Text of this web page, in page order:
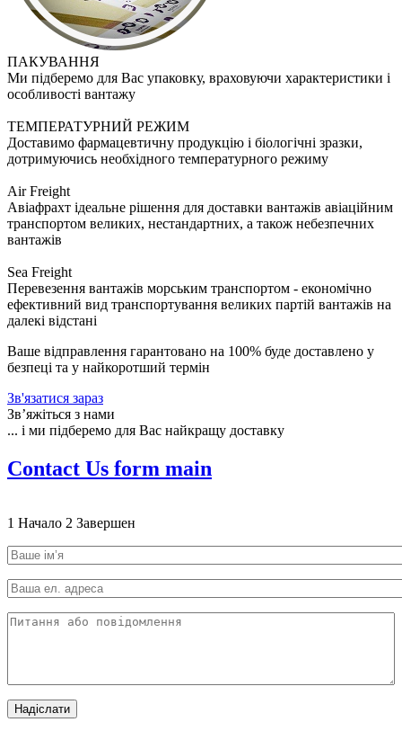
ПАКУВАННЯ
Ми підберемо для Вас упаковку, враховуючи характеристики і
особливості вантажу
ТЕМПЕРАТУРНИЙ РЕЖИМ
Доставимо фармацевтичну продукцію і біологічні зразки,
дотримуючись необхідного температурного режиму
Air Freight
Авіафрахт ідеальне рішення для доставки вантажів авіаційним
транспортом великих, нестандартних, а також небезпечних
вантажів
Sea Freight
Перевезення вантажів морським транспортом - економічно
ефективний вид транспортування великих партій вантажів на
далекі відстані
Ваше відправлення гарантовано на 100% буде доставлено у
безпеці та у найкоротший термін
Зв'язатися зараз
Зв’яжіться з нами
... і ми підберемо для Вас найкращу доставку
Contact Us form main
1 Начало 2 Завершен
Ваше ім’я
Ваша ел. адреса
Питання або повідомлення